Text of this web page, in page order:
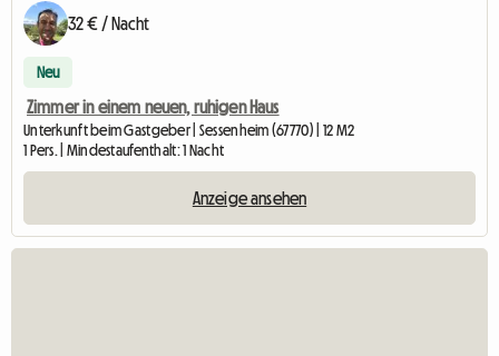
32 € / Nacht
Neu
Zimmer in einem neuen, ruhigen Haus
Unterkunft beim Gastgeber | Sessenheim (67770) | 12 M2
1 Pers. | Mindestaufenthalt: 1 Nacht
Anzeige ansehen